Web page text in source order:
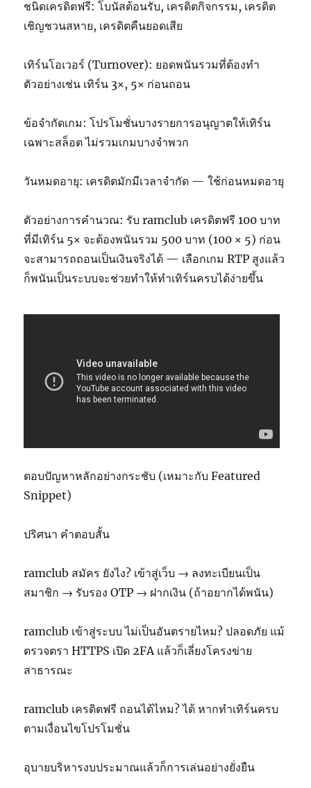
ชนิดเครดิตฟรี: โบนัสต้อนรับ, เครดิตกิจกรรม, เครดิต
เชิญชวนสหาย, เครดิตคืนยอดเสีย
เทิร์นโอเวอร์ (Turnover): ยอดพนันรวมที่ต้องทำ
ตัวอย่างเช่น เทิร์น 3×, 5× ก่อนถอน
ข้อจำกัดเกม: โปรโมชั่นบางรายการอนุญาตให้เทิร์น
เฉพาะสล็อต ไม่รวมเกมบางจำพวก
วันหมดอายุ: เครดิตมักมีเวลาจำกัด — ใช้ก่อนหมดอายุ
ตัวอย่างการคำนวณ: รับ ramclub เครดิตฟรี 100 บาท
ที่มีเทิร์น 5× จะต้องพนันรวม 500 บาท (100 × 5) ก่อน
จะสามารถถอนเป็นเงินจริงได้ — เลือกเกม RTP สูงแล้ว
ก็พนันเป็นระบบจะช่วยทำให้ทำเทิร์นครบได้ง่ายขึ้น
ตอบปัญหาหลักอย่างกระชับ (เหมาะกับ Featured
Snippet)
ปริศนา คำตอบสั้น
ramclub สมัคร ยังไง? เข้าสู่เว็บ → ลงทะเบียนเป็น
สมาชิก → รับรอง OTP → ฝากเงิน (ถ้าอยากได้พนัน)
ramclub เข้าสู่ระบบ ไม่เป็นอันตรายไหม? ปลอดภัย แม้
ตรวจตรา HTTPS เปิด 2FA แล้วก็เลี่ยงโครงข่าย
สาธารณะ
ramclub เครดิตฟรี ถอนได้ไหม? ได้ หากทำเทิร์นครบ
ตามเงื่อนไขโปรโมชั่น
อุบายบริหารงบประมาณแล้วก็การเล่นอย่างยั่งยืน